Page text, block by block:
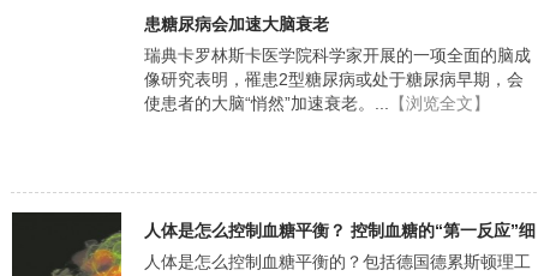
患糖尿病会加速大脑衰老
瑞典卡罗林斯卡医学院科学家开展的一项全面的脑成
像研究表明，罹患2型糖尿病或处于糖尿病早期，会
使患者的大脑“悄然”加速衰老。...
【浏览全文】
人体是怎么控制血糖平衡？ 控制血糖的“第一反应”细
胞发现
人体是怎么控制血糖平衡的？包括德国德累斯顿理工